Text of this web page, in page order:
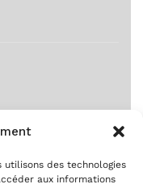
utilisons des technologies
aux informations